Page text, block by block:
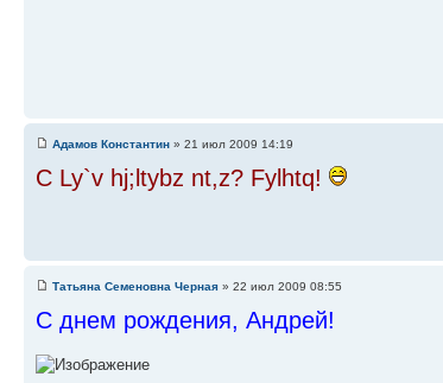
Адамов Константин » 21 июл 2009 14:19
C Ly`v hj;ltybz nt,z? Fylhtq!
Татьяна Семеновна Черная » 22 июл 2009 08:55
С днем рождения, Андрей!